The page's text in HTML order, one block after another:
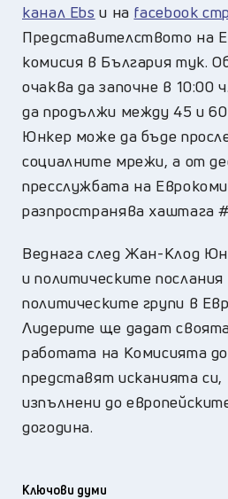
канал Ebs и на facebook
Представителството на
комисия в България тук.
очаква да започне в 10:00
да продължи между 45 и
Юнкер може да бъде
социалните мрежи, а от
пресслужбата на
разпространява хаштага
Веднага след Жан-Клод
и политическите
политическите групи в
Лидерите ще дадат
работата на Комисията
представят исканията
изпълнени до
догодина.
Ключови думи